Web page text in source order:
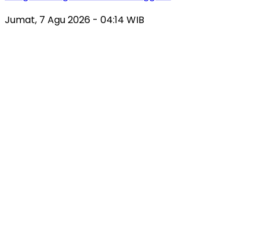
Jumat, 7 Agu 2026 - 04:14 WIB